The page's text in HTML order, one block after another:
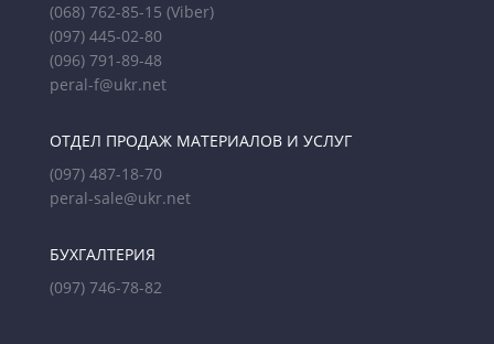
(068) 762-85-15 (Viber)
(097) 445-02-80
(096) 791-89-48
peral-f@ukr.net
ОТДЕЛ ПРОДАЖ МАТЕРИАЛОВ И УСЛУГ
(097) 487-18-70
peral-sale@ukr.net
БУХГАЛТЕРИЯ
(097) 746-78-82